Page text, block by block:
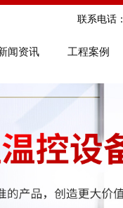
：
闻资讯 工程案例